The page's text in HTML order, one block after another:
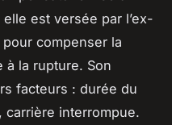
est versée par l’ex-
compenser la
à la rupture. Son
facteurs : durée du
carrière interrompue.